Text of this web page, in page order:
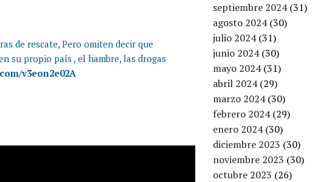
de rescate, Pero omiten decir que
su propio país , el hambre, las drogas
v3eon2e02A
septiembre 2024(31)
agosto 2024(30)
julio 2024(31)
junio 2024(30)
mayo 2024(31)
abril 2024(29)
marzo 2024(30)
febrero 2024(29)
enero 2024(30)
diciembre 2023 (30)
noviembre 2023 (30)
octubre 2023 (26)